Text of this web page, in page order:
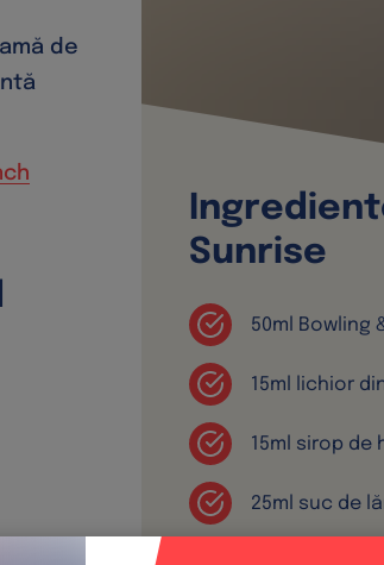
de
Sunrise
50ml Bowling
15ml lichior
15ml sirop de
25ml suc de